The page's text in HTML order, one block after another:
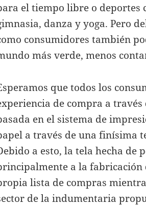
el tiempo libre o deportes
danza y yoga. Pero
consumidores también
más verde, menos
que todos los
de compra a
en el sistema de
a través de una finísima
a esto, la tela hecha de
a la fabricación
lista de compras
de la indumentaria